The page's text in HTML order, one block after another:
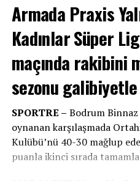
Armada Praxis
Kadınlar Süper
maçında rakibini
sezonu
SPORTRE – Bodrum Binnaz
oynanan karşılaşmada
Kulübü’nü 40-30 mağlup
puanla ikinci sırada